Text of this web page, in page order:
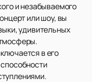
и незабываемого
или шоу, вы
удивительных
в его